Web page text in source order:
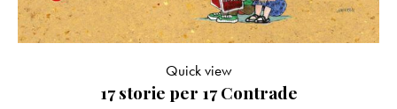
17 storie per 17 Contrade
Quick view